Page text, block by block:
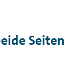
Seiten